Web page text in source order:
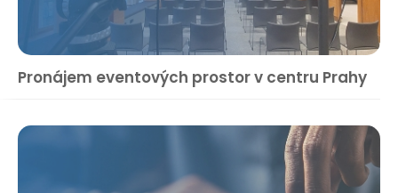
Pronájem eventových prostor v centru Prahy